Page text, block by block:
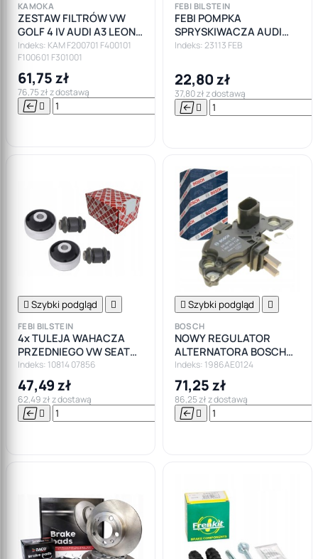
KAMOKA
ZESTAW FILTRÓW VW
GOLF 4 IV AUDI A3 LEON
1.9TDI
Indeks: KAM F200701 F400101
F100601 F301001
61,75 zł
76,75 zł z dostawą
  

FEBI BILSTEIN
FEBI POMPKA
SPRYSKIWACZA AUDI
MERCEDES BMW E87
ROVER
Indeks: 23113 FEB
22,80 zł
37,80 zł z dostawą
 
 Szybki podgląd 
FEBI BILSTEIN
4x TULEJA WAHACZA
PRZEDNIEGO VW SEAT
SKODA AUDI
Indeks: 10814 07856
47,49 zł
62,49 zł z dostawą
  

 Szybki podgląd 
BOSCH
NOWY REGULATOR
ALTERNATORA BOSCH
VW AUDI SEAT SKODA
OPEL FORD BMW
Indeks: 1986AE0124
71,25 zł
86,25 zł z dostawą
 